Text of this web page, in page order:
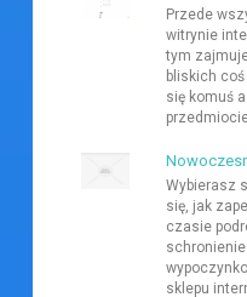
Przede
witrynie
tym
bliskich
się komuś
Wybierasz
się, jak
czasie
sklepu